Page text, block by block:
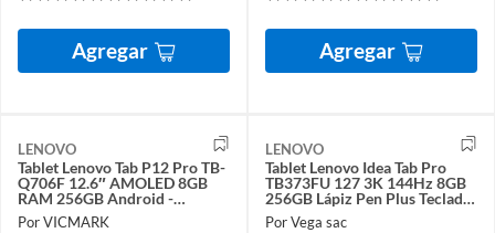
Agregar Agregar
LENOVO
Tablet Lenovo Tab P12 Pro TB-
Q706F 12.6″ AMOLED 8GB
RAM 256GB Android -
ZA9D0076PE
Por VICMARK
LENOVO
Tablet Lenovo Idea Tab Pro
TB373FU 127 3K 144Hz 8GB
256GB Lápiz Pen Plus Teclado
y Moto buds
Por Vega sac